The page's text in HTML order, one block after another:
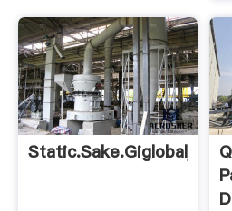
Static.sake.giglobaljob